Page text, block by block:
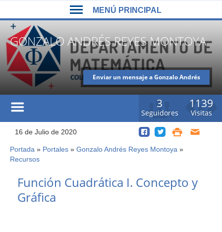
navigation
GONZALO ANDRÉS REYES MONTOYA
Enviar un mensaje a Gonzalo Andrés
1139
Visitas
3
Seguidores
16 de Julio de 2020
Usted
aquí
Portada » Portales » Gonzalo Andrés Reyes Montoya »
Recursos
top
Función Cuadrática I. Concepto y
Gráfica
MENÚ PRINCIPAL
MENÚ
PRINCIPAL